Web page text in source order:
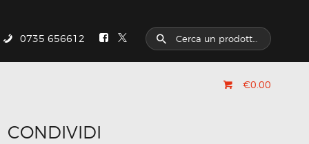
0735 656612
€0.00
CONDIVIDI